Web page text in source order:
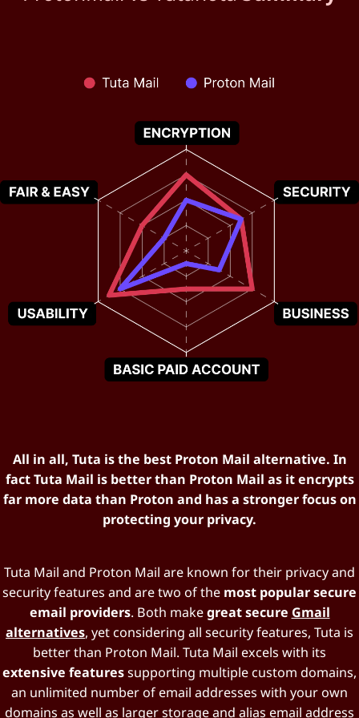
All in all, Tuta is the best Proton Mail alternative. In
fact Tuta Mail is better than Proton Mail as it encrypts
far more data than Proton and has a stronger focus on
protecting your privacy.
Tuta Mail and Proton Mail are known for their privacy and
security features and are two of the most popular secure
email providers. Both makegreat secure Gmail
alternatives, yet considering all security features, Tuta is
better than Proton Mail. Tuta Mail excels with its
extensive featuressupporting multiple custom domains,
an unlimited number of email addresses with your own
domains as well as larger storage and alias email address